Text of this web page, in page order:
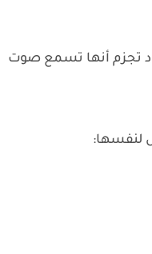
تجزم أنها تسمع صوت
لنفسها: